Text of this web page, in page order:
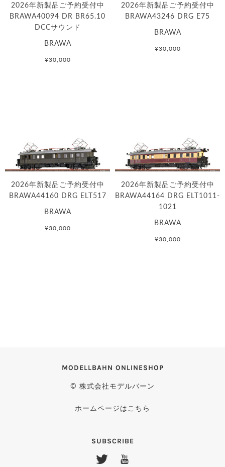
2026年新製品ご予約受付中
BRAWA40094 DR BR65.10
DCCサウンド
BRAWA
¥30,000
2026年新製品ご予約受付中
BRAWA43246 DRG E75
BRAWA
¥30,000
2026年新製品ご予約受付中
BRAWA44160 DRG ELT517
BRAWA
¥30,000
2026年新製品ご予約受付中
BRAWA44164 DRG ELT1011-
1021
BRAWA
¥30,000
MODELLBAHN ONLINESHOP
© 株式会社モデルバーン
ホームページはこちら
SUBSCRIBE